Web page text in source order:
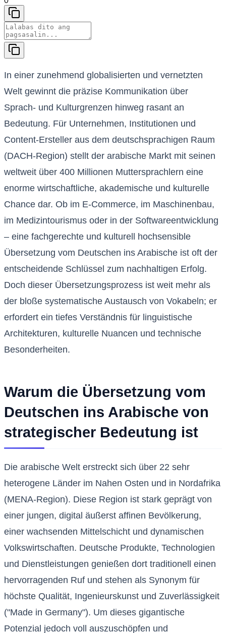
In einer zunehmend globalisierten und vernetzten
Welt gewinnt die präzise Kommunikation über
Sprach- und Kulturgrenzen hinweg rasant an
Bedeutung. Für Unternehmen, Institutionen und
Content-Ersteller aus dem deutschsprachigen Raum
(DACH-Region) stellt der arabische Markt mit seinen
weltweit über 400 Millionen Muttersprachlern eine
enorme wirtschaftliche, akademische und kulturelle
Chance dar. Ob im E-Commerce, im Maschinenbau,
im Medizintourismus oder in der Softwareentwicklung
– eine fachgerechte und kulturell hochsensible
Übersetzung vom Deutschen ins Arabische ist oft der
entscheidende Schlüssel zum nachhaltigen Erfolg.
Doch dieser Übersetzungsprozess ist weit mehr als
der bloße systematische Austausch von Vokabeln; er
erfordert ein tiefes Verständnis für linguistische
Architekturen, kulturelle Nuancen und technische
Besonderheiten.
Warum die Übersetzung vom
Deutschen ins Arabische von
strategischer Bedeutung ist
Die arabische Welt erstreckt sich über 22 sehr
heterogene Länder im Nahen Osten und in Nordafrika
(MENA-Region). Diese Region ist stark geprägt von
einer jungen, digital äußerst affinen Bevölkerung,
einer wachsenden Mittelschicht und dynamischen
Volkswirtschaften. Deutsche Produkte, Technologien
und Dienstleistungen genießen dort traditionell einen
hervorragenden Ruf und stehen als Synonym für
höchste Qualität, Ingenieurskunst und Zuverlässigkeit
("Made in Germany"). Um dieses gigantische
Potenzial jedoch voll auszuschöpfen und